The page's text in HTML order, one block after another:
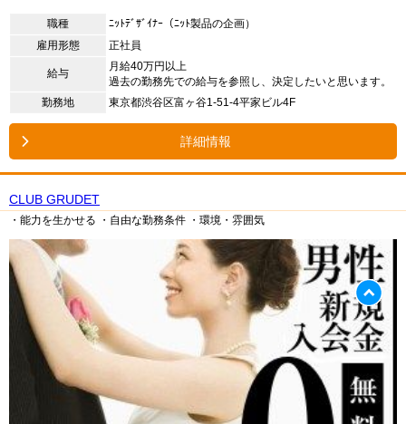
職種
ﾆｯﾄﾃﾞｻﾞｲﾅｰ（ﾆｯﾄ製品の企画）
雇用形態
正社員
給与
月給40万円以上
過去の勤務先での給与を参照し、決定したいと思います。
勤務地
東京都渋谷区富ヶ谷1-51-4平家ビル4F
詳細情報
CLUB GRUDET
・能力を生かせる ・自由な勤務条件 ・環境・雰囲気